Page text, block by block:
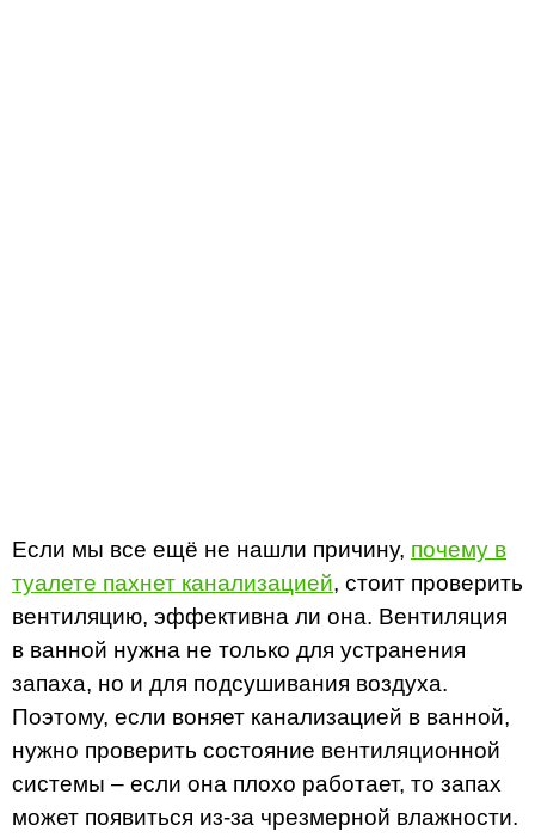
Если мы все ещё не нашли причину, почему в
туалете пахнет канализацией, стоит проверить
вентиляцию, эффективна ли она. Вентиляция
в ванной нужна не только для устранения
запаха, но и для подсушивания воздуха.
Поэтому, если воняет канализацией в ванной,
нужно проверить состояние вентиляционной
системы – если она плохо работает, то запах
может появиться из-за чрезмерной влажности.